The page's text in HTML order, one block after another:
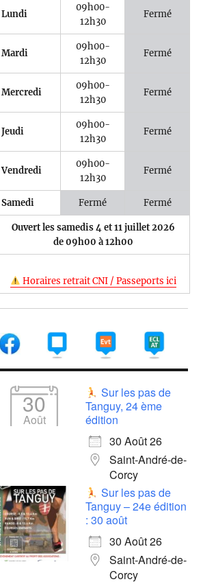
Lundi
09h00-
12h30
Fermé
Mardi
09h00-
12h30
Fermé
Mercredi
09h00-
12h30
Fermé
Jeudi
09h00-
12h30
Fermé
Vendredi
09h00-
12h30
Fermé
Samedi Fermé Fermé
Ouvert les samedis 4 et 11 juillet 2026
de 09h00 à 12h00
Horaires retrait CNI / Passeports ici
30
Août
Sur les pas de
Tanguy, 24 ème
édition
30 Août 26
Saint-André-de-
Corcy
Sur les pas de
Tanguy – 24e édition
: 30 août
30 Août 26
Saint-André-de-
Corcy